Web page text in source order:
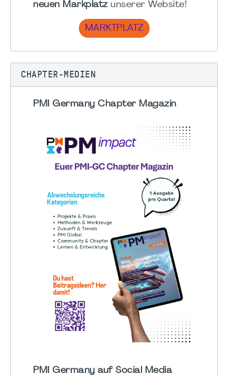
neuen Markplatzunserer Website!
MARKTPLATZ
CHAPTER-MEDIEN
PMI Germany Chapter Magazin
PMI Germany auf Social Media